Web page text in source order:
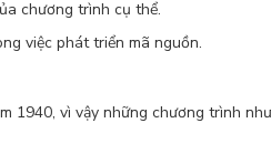
chương trình cụ thể.
việc phát triển mã nguồn.
1940, vì vậy những chương trình